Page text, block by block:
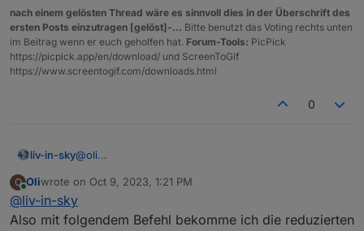
Ausgabe über die Konsole im Docker:
root@ioBroker:/opt/iobroker# nmap -sPR --dns-
WARNING: -sR is now an alias for -sV and
Nmap scan report for speedport.ip (192.168.2.1)
Nmap scan report for 192.168.2.101
Host is up (0.00032s latency).
MAC Address: 00:08:9B:EA:9B:3A (ICP Electronics)
Nmap scan report for 192.168.2.103
Host is up (0.00019s latency).
MAC Address: F4:06:8D:38:61:92 (devolo AG)
nach einem gelösten Thread wäre es sinnvoll dies in der Überschrift des
ersten Posts einzutragen [gelöst]-... Bitte benutzt das Voting rechts unten
im Beitrag wenn er euch geholfen hat. Forum-Tools: PicPick
https://picpick.app/en/download/ und ScreenToGif
https://www.screentogif.com/downloads.html
0
liv-in-sky@oli
bei mir war es wichtig, dass der root user die abfrage
macht - sonst macht das linux netwerk device
probleme
O
Online
Oliwrote on Oct 9, 2023, 1:21 PM
last edited by
@liv-in-sky
Also mit folgendem Befehl bekomme ich die reduzierten